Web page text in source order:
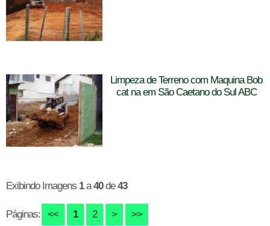
Limpeza de Terreno com Maquina Bob
cat na em São Caetano do Sul ABC
Exibindo Imagens 1a40de43
Páginas: << 1 2 > >>